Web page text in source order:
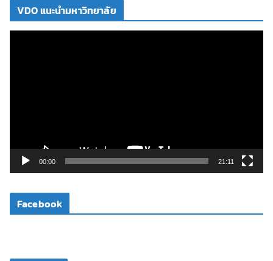
VDO แนะนำมหาวิทยาลัย
ดี
โ
00:00 21:11
Facebook